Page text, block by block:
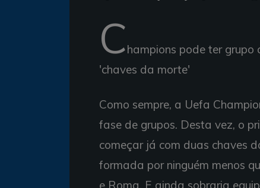
Champions pode ter grupo
'chaves da morte'
Como sempre, a Uefa
fase de grupos. Desta vez, o
começar já com duas chaves
formada por ninguém menos
e Roma. E ainda sobraria